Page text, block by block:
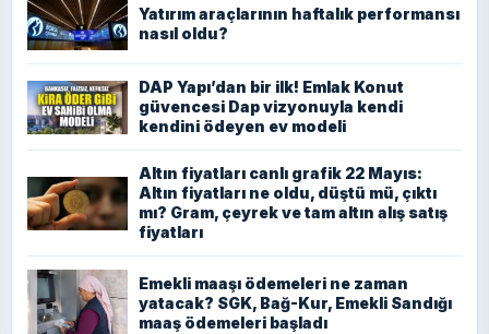
Yatırım araçlarının haftalık performansı
nasıl oldu?
DAP Yapı’dan bir ilk! Emlak Konut
güvencesi Dap vizyonuyla kendi
kendini ödeyen ev modeli
Altın fiyatları canlı grafik 22 Mayıs:
Altın fiyatları ne oldu, düştü mü, çıktı
mı? Gram, çeyrek ve tam altın alış satış
fiyatları
Emekli maaşı ödemeleri ne zaman
yatacak? SGK, Bağ-Kur, Emekli Sandığı
maaş ödemeleri başladı